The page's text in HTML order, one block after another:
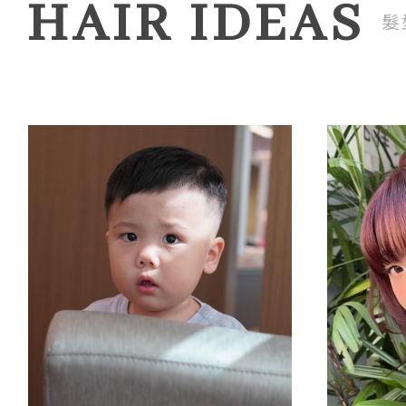
HAIR IDEAS 髮